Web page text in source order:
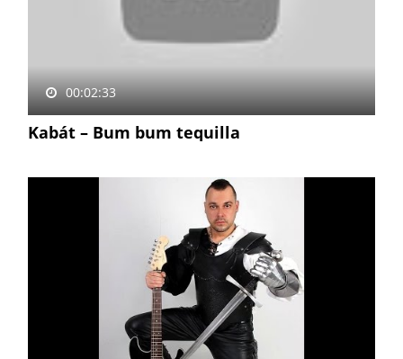
00:02:33
Kabát – Bum bum tequilla